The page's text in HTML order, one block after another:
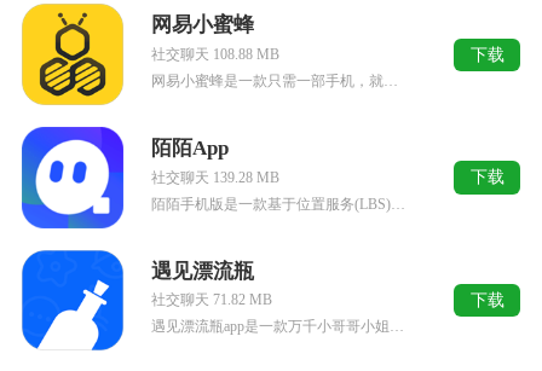
网易小蜜蜂
社交聊天 108.88 MB
网易小蜜蜂是一款只需一部手机，就有机会开启躺平赚米之旅。操作极为简单。网易小蜜蜂无需复杂的步骤，也不用高深的专业知识。无论你是朝九晚五的上班族，还是在家带娃的宝妈，亦或是正在求学的学生，只要有闲暇时间...
下载
陌陌App
社交聊天 139.28 MB
陌陌手机版是一款基于位置服务(LBS)的陌生人社交软件，是中国领先的开放式社交平台之一，也是非常受年轻人喜欢的社交软件之一，现在用户已经超过了1亿！该软件采用全新独特的社交方式，左划右滑代表喜欢与不喜...
下载
遇见漂流瓶
社交聊天 71.82 MB
遇见漂流瓶app是一款万千小哥哥小姐姐免费在线嗨聊的交友平台，多元社交玩法帮你发现有趣的圈子。在繁忙的城市里，每天都有无数的人在擦肩而过，却没有方法彼此相识，遇见漂流瓶将会带给你机会，您将通过漂流瓶这...
下载